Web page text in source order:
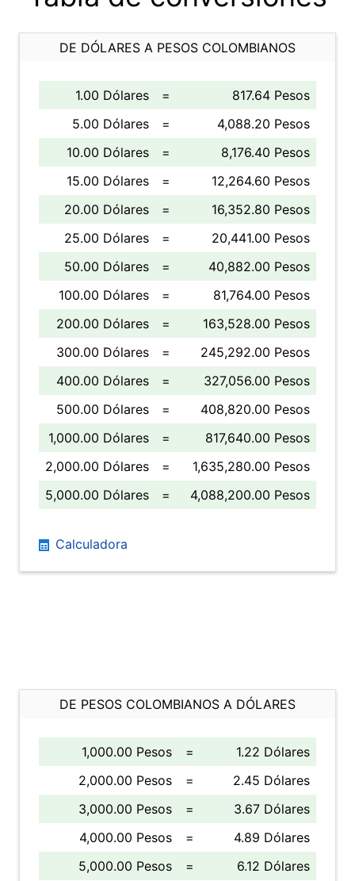
DE DÓLARES A PESOS COLOMBIANOS
1.00 Dólares =
817.64 Pesos
5.00 Dólares
=
4,088.20 Pesos
10.00 Dólares
=
8,176.40 Pesos
15.00 Dólares
=
12,264.60 Pesos
20.00 Dólares
=
16,352.80 Pesos
25.00 Dólares
=
20,441.00 Pesos
50.00 Dólares
=
40,882.00 Pesos
100.00 Dólares
=
81,764.00 Pesos
200.00 Dólares
=
163,528.00 Pesos
300.00 Dólares
=
245,292.00 Pesos
400.00 Dólares
=
327,056.00 Pesos
500.00 Dólares
=
408,820.00 Pesos
1,000.00 Dólares
=
817,640.00 Pesos
2,000.00 Dólares
=
1,635,280.00 Pesos
5,000.00 Dólares
= 4,088,200.00 Pesos
Calculadora
DE PESOS COLOMBIANOS A DÓLARES
1,000.00 Pesos =
1.22 Dólares
2,000.00 Pesos
=
2.45 Dólares
3,000.00 Pesos
=
3.67 Dólares
4,000.00 Pesos
=
4.89 Dólares
5,000.00 Pesos
=
6.12 Dólares